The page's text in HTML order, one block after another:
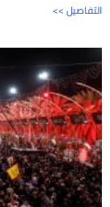
<< التفاصيل